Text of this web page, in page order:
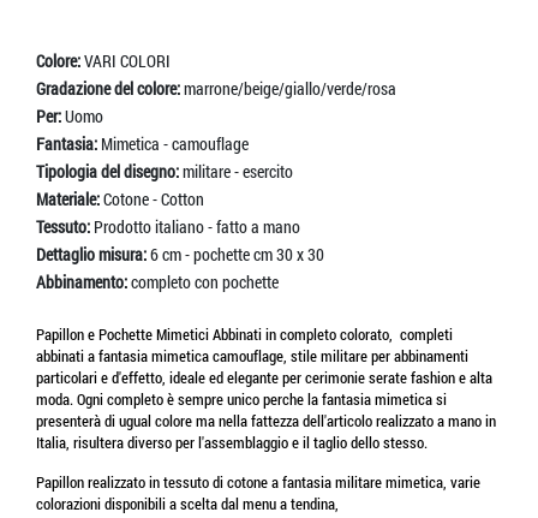
Colore:VARI COLORI
Gradazione del colore:marrone/beige/giallo/verde/rosa
Per:Uomo
Fantasia: Mimetica - camouflage
Tipologia del disegno:militare - esercito
Materiale:Cotone - Cotton
Tessuto: Prodotto italiano - fatto a mano
Dettaglio misura:6 cm - pochette cm 30 x 30
Abbinamento:completo con pochette
Papillon e Pochette Mimetici Abbinati in completo colorato, completi
abbinati a fantasia mimetica camouflage, stile militare per abbinamenti
particolari e d'effetto, ideale ed elegante per cerimonie serate fashion e alta
moda. Ogni completo è sempre unico perche la fantasia mimetica si
presenterà di ugual colore ma nella fattezza dell'articolo realizzato a mano in
Italia, risultera diverso per l'assemblaggio e il taglio dello stesso.
Papillon realizzato in tessuto di cotone a fantasia militare mimetica, varie
colorazioni disponibili a scelta dal menu a tendina,